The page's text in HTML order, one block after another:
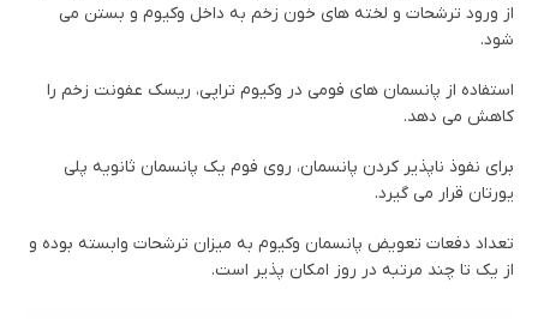
از ورود ترشحات و لخته های خون زخم به داخل وکیوم و بستن می
شود.
استفاده از پانسمان های فومی در وکیوم تراپی، ریسک عفونت زخم را
کاهش می دهد.
برای نفوذ ناپذیر کردن پانسمان، روی فوم یک پانسمان ثانویه پلی
یورتان قرار می گیرد.
تعداد دفعات تعویض پانسمان وکیوم به میزان ترشحات وابسته بوده و
از یک تا چند مرتبه در روز امکان پذیر است.